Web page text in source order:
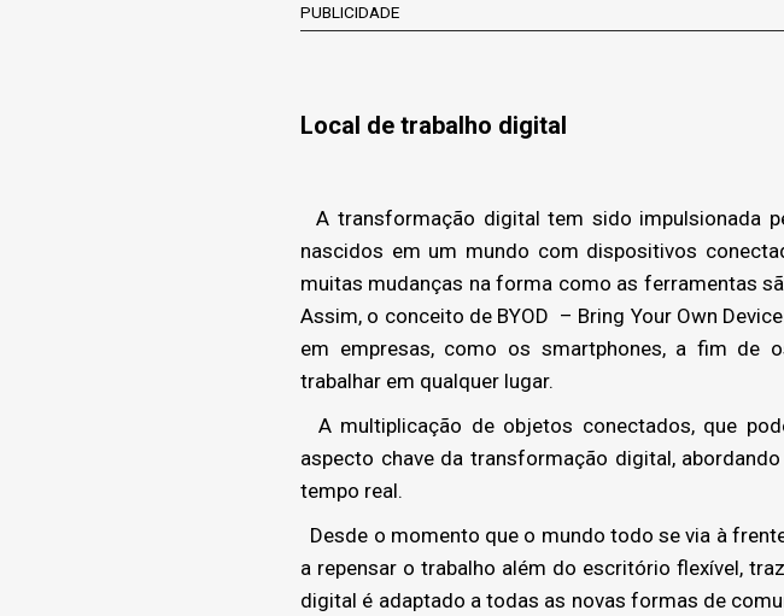
PUBLICIDADE
Local de trabalho digital
A transformação digital tem sido impulsionada
nascidos em um mundo com dispositivos
muitas mudanças na forma como as ferramentas
Assim, o conceito de BYOD – Bring Your Own
em empresas, como os smartphones, a fim de
trabalhar em qualquer lugar.
A multiplicação de objetos conectados, que
aspecto chave da transformação digital,
tempo real.
Desde o momento que o mundo todo se via à
a repensar o trabalho além do escritório flexível,
digital é adaptado a todas as novas formas de